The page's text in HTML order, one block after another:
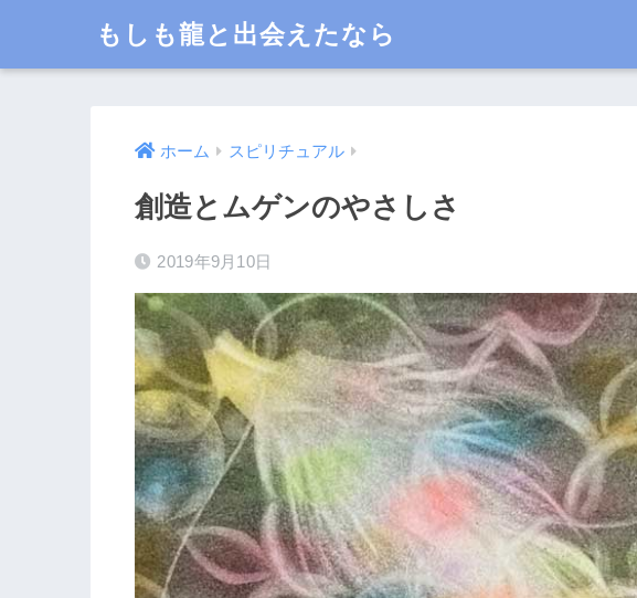
もしも龍と出会えたなら
ホーム スピリチュアル
創造とムゲンのやさしさ
2019年9月10日